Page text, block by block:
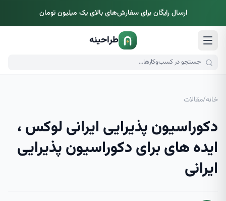
ارسال رایگان برای سفارش‌های بالای یک میلیون تومان
طراحینه
خانه/مقالات
دکوراسیون پذیرایی ایرانی لوکس ،
ایده های برای دکوراسیون پذیرایی
ایرانی